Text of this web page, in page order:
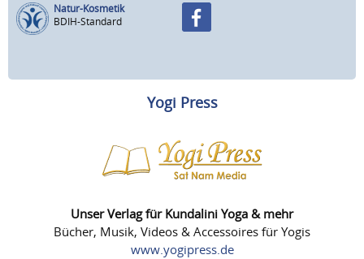
Natur-Kosmetik
BDIH-Standard
Yogi Press
Unser Verlag für Kundalini Yoga & mehr
Bücher, Musik, Videos & Accessoires für Yogis
www.yogipress.de